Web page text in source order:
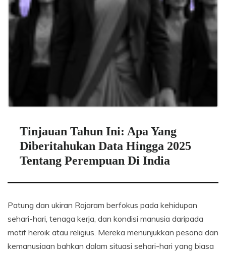
Tinjauan Tahun Ini: Apa Yang
Diberitahukan Data Hingga 2025
Tentang Perempuan Di India
Patung dan ukiran Rajaram berfokus pada kehidupan
sehari-hari, tenaga kerja, dan kondisi manusia daripada
motif heroik atau religius. Mereka menunjukkan pesona dan
kemanusiaan bahkan dalam situasi sehari-hari yang biasa